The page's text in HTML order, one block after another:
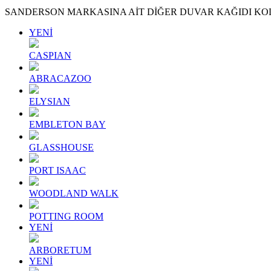
SANDERSON MARKASINA AİT DİĞER DUVAR KAĞIDI
YENİ
CASPIAN
ABRACAZOO
ELYSIAN
EMBLETON BAY
GLASSHOUSE
PORT ISAAC
WOODLAND WALK
POTTING ROOM
YENİ
ARBORETUM
YENİ